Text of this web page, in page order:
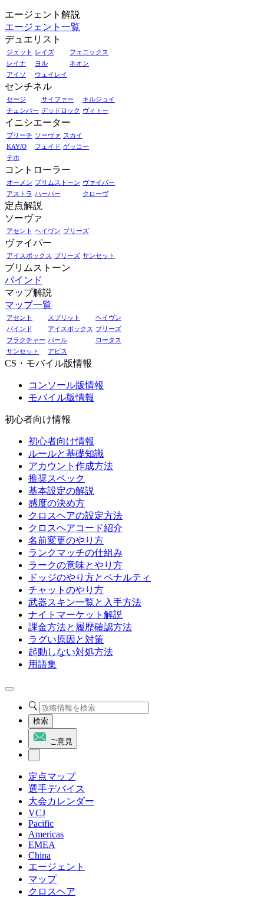
エージェント解説
エージェント一覧
デュエリスト
ジェット レイズ
フェニックス
レイナ
ヨル
ネオン
アイソ
ウェイレイ
センチネル
セージ サイファー
キルジョイ
チェンバー デッドロック ヴィトー
イニシエーター
ブリーチ ソーヴァ スカイ
KAY/O
フェイド ゲッコー
テホ
コントローラー
オーメン ブリムストーン ヴァイパー
アストラ ハーバー クローヴ
定点解説
ソーヴァ
アセント ヘイヴン ブリーズ
ヴァイパー
アイスボックス ブリーズ サンセット
ブリムストーン
バインド
マップ解説
マップ一覧
アセント スプリット
ヘイヴン
バインド
アイスボックス ブリーズ
フラクチャー パール
ロータス
サンセット
アビス
CS・モバイル版情報
コンソール版情報
モバイル版情報
初心者向け情報
初心者向け情報
ルールと基礎知識
アカウント作成方法
推奨スペック
基本設定の解説
感度の決め方
クロスヘアの設定方法
クロスヘアコード紹介
名前変更のやり方
ランクマッチの仕組み
ラークの意味とやり方
ドッジのやり方とペナルティ
チャットのやり方
武器スキン一覧と入手方法
ナイトマーケット解説
課金方法と履歴確認方法
ラグい原因と対策
起動しない対処方法
用語集
検索
ご意見
定点マップ
選手デバイス
大会カレンダー
VCJ
Pacific
Americas
EMEA
China
エージェント
マップ
クロスヘア